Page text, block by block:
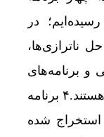
در
ناترازی‌ها،
و برنامه‌های
اولویت‌دار صنایع که پیشران اقتصاد هستند.۴ برنامه
استخراج شده